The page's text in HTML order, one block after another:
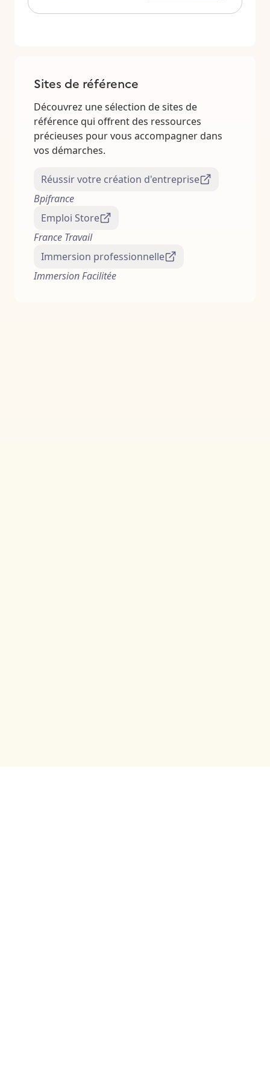
Sites de référence
Découvrez une sélection de sites de
référence qui offrent des ressources
précieuses pour vous accompagner dans
vos démarches.
Réussir votre création d'entreprise
Bpifrance
Emploi Store
France Travail
Immersion professionnelle
Immersion Facilitée